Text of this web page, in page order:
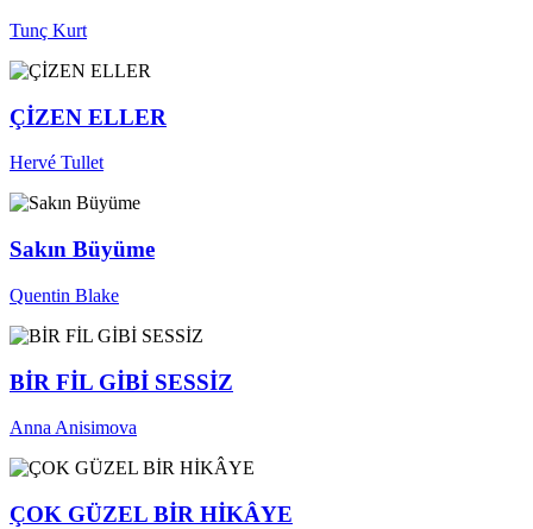
Tunç Kurt
ÇİZEN ELLER
Hervé Tullet
Sakın Büyüme
Quentin Blake
BİR FİL GİBİ SESSİZ
Anna Anisimova
ÇOK GÜZEL BİR HİKÂYE